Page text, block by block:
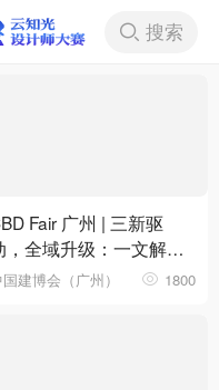
搜索
Fair 广州 | 三新驱
，全域升级：一文解锁
28届中国建博会（广
建博会（广州） 1800